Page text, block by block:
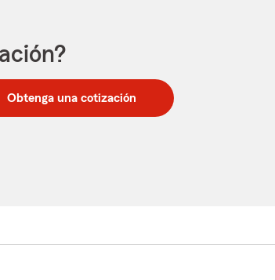
Obtenga una cotización